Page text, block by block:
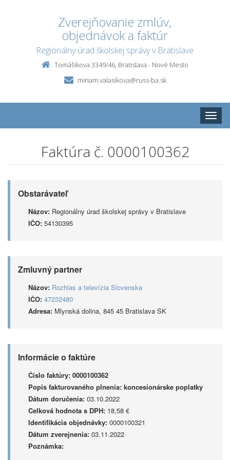
Zverejňovanie zmlúv,
objednávok a faktúr
Regionálny úrad školskej správy v Bratislave
Tomášikova 3349/46, Bratislava - Nové Mesto
miriam.valasikova@russ-ba.sk
Toggle
Faktúra č. 0000100362
Obstarávateľ
Názov: Regionálny úrad školskej správy v Bratislave
IČO: 54130395
Zmluvný partner
Názov: Rozhlas a televízia Slovenska
IČO: 47232480
Adresa: Mlynská dolina, 845 45 Bratislava SK
Informácie o faktúre
Číslo faktúry: 0000100362
Popis fakturovaného plnenia: koncesionárske poplatky
Dátum doručenia: 03.10.2022
Celková hodnota s DPH: 18,58 €
Identifikácia objednávky: 0000100321
Dátum zverejnenia: 03.11.2022
Poznámka: